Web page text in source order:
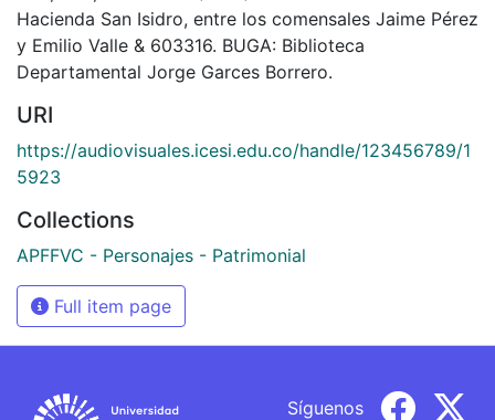
Hacienda San Isidro, entre los comensales Jaime Pérez
y Emilio Valle & 603316. BUGA: Biblioteca
Departamental Jorge Garces Borrero.
URI
https://audiovisuales.icesi.edu.co/handle/123456789/1
5923
Collections
APFFVC - Personajes - Patrimonial
Full item page
Síguenos